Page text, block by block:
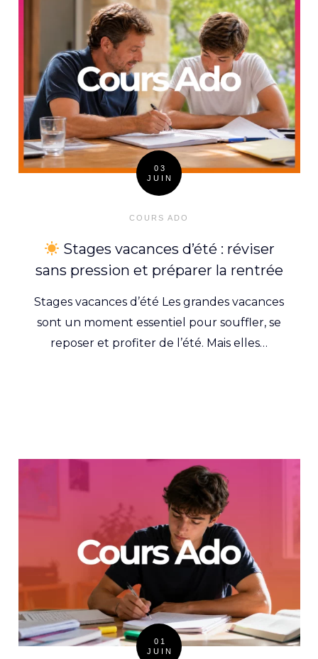
03
JUIN
COURS ADO
Stages vacances d’été : réviser
sans pression et préparer la rentrée
Stages vacances d’été Les grandes vacances
sont un moment essentiel pour souffler, se
reposer et profiter de l’été. Mais elles…
01
JUIN